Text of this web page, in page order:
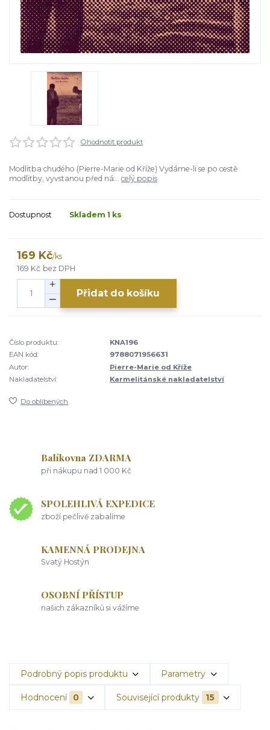
Ohodnotit produkt
Modlitba chudého (Pierre-Marie od Kříže) Vydáme-li se po cestě
modlitby, vyvstanou před ná... celý popis
Dostupnost Skladem 1 ks
169 Kč/ks
169 Kč bez DPH
Přidat do košíku
Číslo produktu:
KNA196
EAN kód:
9788071956631
Autor:
Pierre-Marie od Kříže
Nakladatelství:
Karmelitánské nakladatelství
Do oblíbených
Balíkovna ZDARMA
při nákupu nad 1 000 Kč
SPOLEHLIVÁ EXPEDICE
zboží pečlivě zabalíme
KAMENNÁ PRODEJNA
Svatý Hostýn
OSOBNÍ PŘÍSTUP
našich zákazníků si vážíme
Podrobný popis produktu Parametry
Hodnocení 0 Související produkty 15